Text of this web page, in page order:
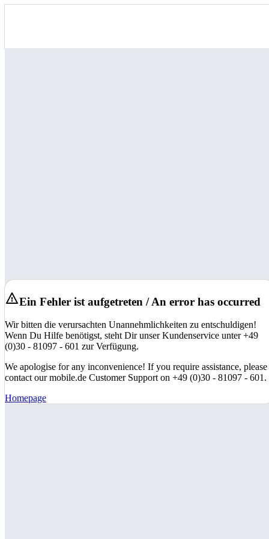
Ein Fehler ist aufgetreten / An error has occurred
Wir bitten die verursachten Unannehmlichkeiten zu entschuldigen!
Wenn Du Hilfe benötigst, steht Dir unser Kundenservice unter +49
(0)30 - 81097 - 601 zur Verfügung.
We apologise for any inconvenience! If you require assistance, please
contact our mobile.de Customer Support on +49 (0)30 - 81097 - 601.
Homepage